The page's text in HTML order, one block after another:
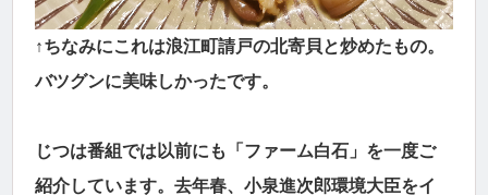
↑ちなみにこれは浪江町請戸の北寄貝と炒めたもの。
バツグンに美味しかったです。
じつは番組では以前にも「ファーム白石」を一度ご
紹介しています。去年春、小泉進次郎環境大臣をイ